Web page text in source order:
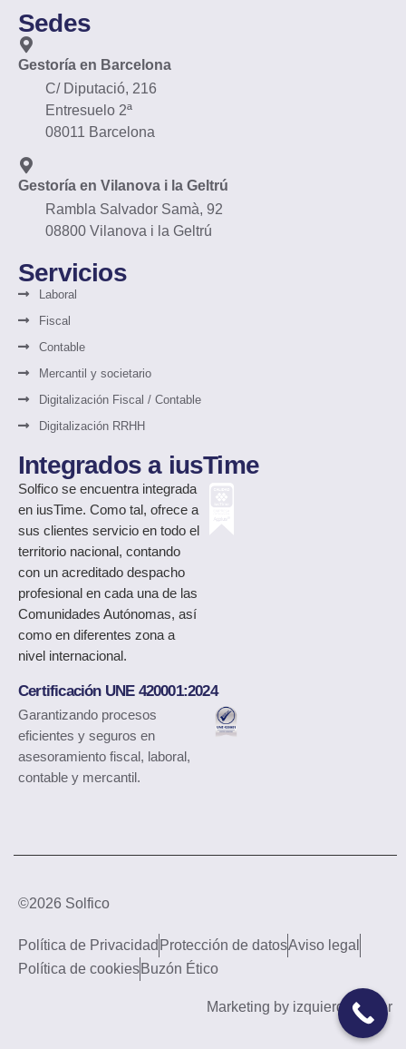
Sedes
Gestoría en Barcelona
C/ Diputació, 216
Entresuelo 2ª
08011 Barcelona
Gestoría en Vilanova i la Geltrú
Rambla Salvador Samà, 92
08800 Vilanova i la Geltrú
Servicios
Laboral
Fiscal
Contable
Mercantil y societario
Digitalización Fiscal / Contable
Digitalización RRHH
Integrados a iusTime
Solfico se encuentra integrada
en iusTime. Como tal, ofrece a
sus clientes servicio en todo el
territorio nacional, contando
con un acreditado despacho
profesional en cada una de las
Comunidades Autónomas, así
como en diferentes zona a
nivel internacional.
Certificación UNE 420001:2024
Garantizando procesos
eficientes y seguros en
asesoramiento fiscal, laboral,
contable y mercantil.
©2026 Solfico
Política de Privacidad Protección de datosAviso legal
Política de cookiesBuzón Ético
Marketing by izquierdomotter